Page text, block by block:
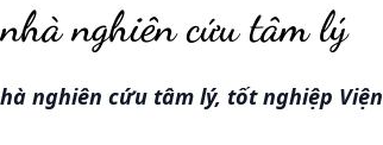
nghiên cứu tâm lý
nghiên cứu tâm lý, tốt nghiệp Viện